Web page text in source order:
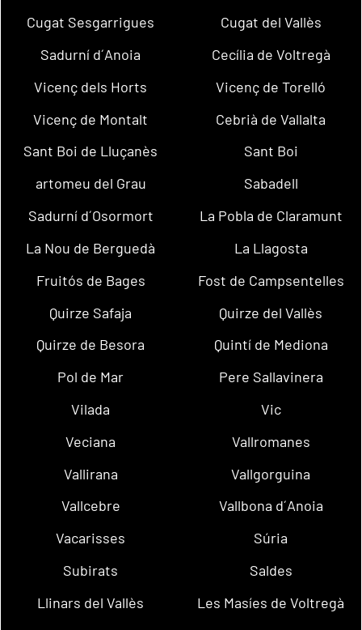
Cugat Sesgarrigues
Cugat del Vallès
Sadurní d´Anoia
Cecília de Voltregà
Vicenç dels Horts
Vicenç de Torelló
Vicenç de Montalt
Cebrià de Vallalta
Sant Boi de Lluçanès
Sant Boi
artomeu del Grau
Sabadell
Sadurní d´Osormort
La Pobla de Claramunt
La Nou de Berguedà
La Llagosta
Fruitós de Bages
Fost de Campsentelles
Quirze Safaja
Quirze del Vallès
Quirze de Besora
Quintí de Mediona
Pol de Mar
Pere Sallavinera
Vilada
Vic
Veciana
Vallromanes
Vallirana
Vallgorguina
Vallcebre
Vallbona d´Anoia
Vacarisses
Súria
Subirats
Saldes
Llinars del Vallès
Les Masíes de Voltregà